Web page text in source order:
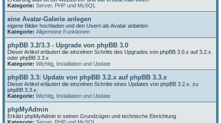
Kategorie: Server, PHP und MySQL
eine Avatar-Galerie anlegen
eigene Bilder hochladen und den Usern als Avatar anbieten
Kategorie: Allgemeine Funktionen
phpBB 3.2/3.3 - Upgrade von phpBB 3.0
Dieser Artikel erläutert die einzelnen Schritte des Upgrades von phpBB 3.0.x auf 3.2.x.
oder phpBB 3.3.x
Kategorie: Wichtig Installation und Update
phpBB 3.3: Update von phpBB 3.2.x auf phpBB 3.3.x
Dieser Artikel erläutert die einzelnen Schritte eines Updates von phpBB 3.2.x. zu
phpBB 3.3.x.
Kategorie: Wichtig Installation und Update
phpMyAdmin
Erklärt phpMyAdmin in seinen Grundzügen und technische Einrichtung